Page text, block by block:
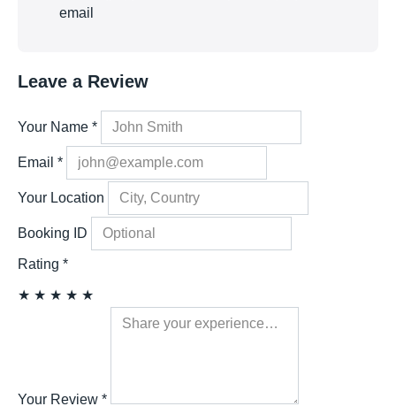
email
Leave a Review
Your Name *
Email *
Your Location
Booking ID
Rating *
★ ★ ★ ★ ★
Your Review *